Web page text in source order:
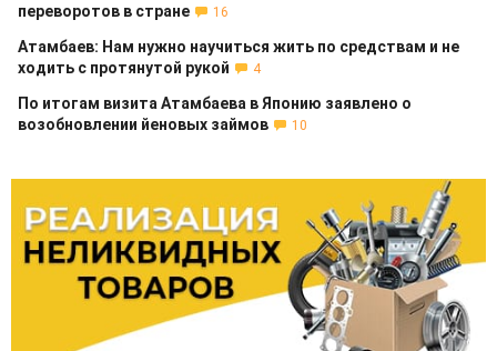
переворотов в стране
16
Атамбаев: Нам нужно научиться жить по средствам и не
ходить с протянутой рукой
4
По итогам визита Атамбаева в Японию заявлено о
возобновлении йеновых займов
10